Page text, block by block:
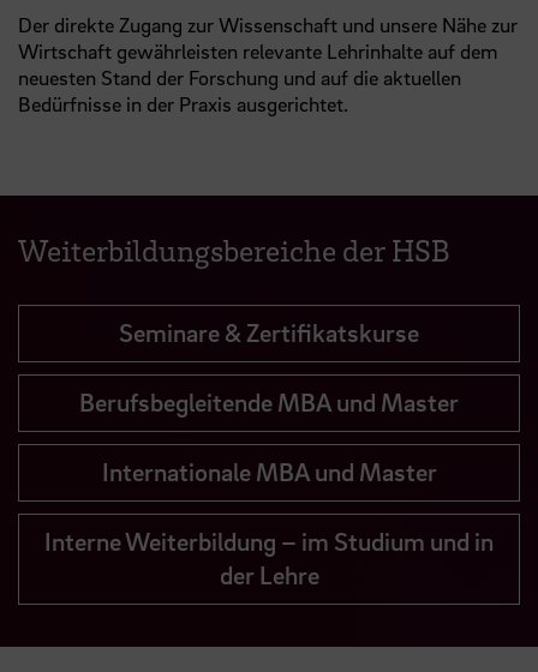
Der direkte Zugang zur Wissenschaft und unsere Nähe zur
Wirtschaft gewährleisten relevante Lehrinhalte auf dem
neuesten Stand der Forschung und auf die aktuellen
Bedürfnisse in der Praxis ausgerichtet.
Weiterbildungsbereiche der HSB
Seminare & Zertifikatskurse
Berufsbegleitende MBA und Master
Internationale MBA und Master
Interne Weiterbildung – im Studium und in
der Lehre